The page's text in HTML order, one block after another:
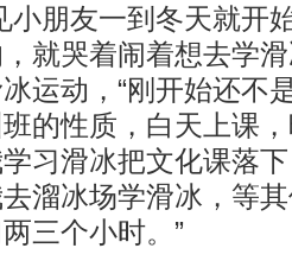
朋友一到冬天就开
就哭着闹着想去学
运动，“刚开始还不
的性质，白天上课
习滑冰把文化课落
溜冰场学滑冰，等
三个小时。”